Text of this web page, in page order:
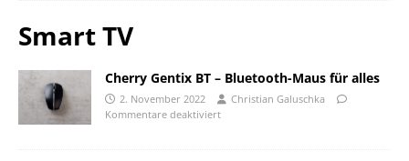
Smart TV
Cherry Gentix BT – Bluetooth-Maus für alles
2. November 2022
Christian Galuschka
Kommentare deaktiviert